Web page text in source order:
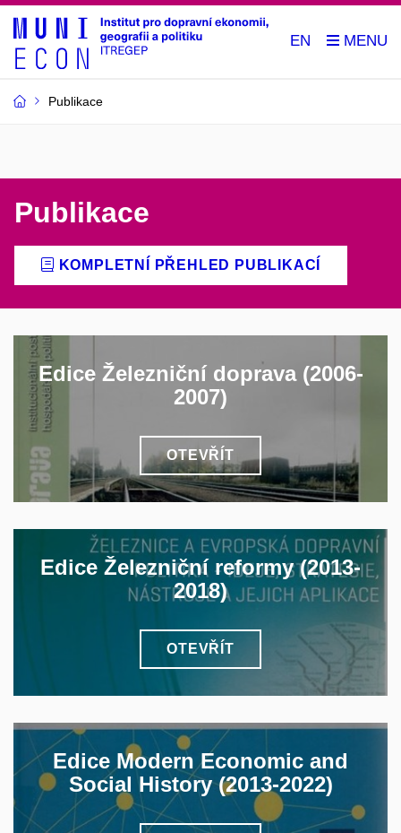
EN
Publikace
Publikace
KOMPLETNÍ PŘEHLED PUBLIKACÍ
Edice Železniční doprava (2006-
2007)
OTEVŘÍT
Edice Železniční reformy (2013-
2018)
OTEVŘÍT
Edice Modern Economic and
Social History (2013-2022)